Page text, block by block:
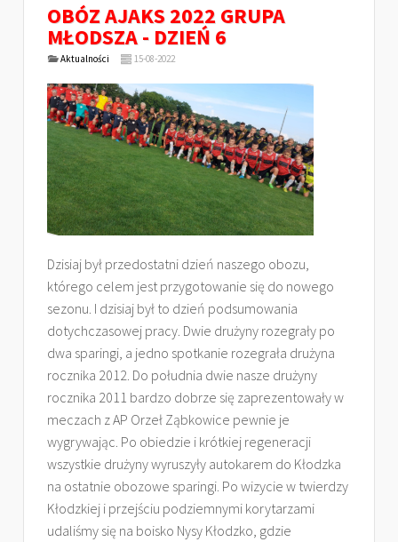
OBÓZ AJAKS 2022 GRUPA
MŁODSZA - DZIEŃ 6
Aktualności 15-08-2022
Dzisiaj był przedostatni dzień naszego obozu,
którego celem jest przygotowanie się do nowego
sezonu. I dzisiaj był to dzień podsumowania
dotychczasowej pracy. Dwie drużyny rozegrały po
dwa sparingi, a jedno spotkanie rozegrała drużyna
rocznika 2012. Do południa dwie nasze drużyny
rocznika 2011 bardzo dobrze się zaprezentowały w
meczach z AP Orzeł Ząbkowice pewnie je
wygrywając. Po obiedzie i krótkiej regeneracji
wszystkie drużyny wyruszyły autokarem do Kłodzka
na ostatnie obozowe sparingi. Po wizycie w twierdzy
Kłodzkiej i przejściu podziemnymi korytarzami
udaliśmy się na boisko Nysy Kłodzko, gdzie